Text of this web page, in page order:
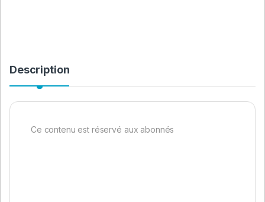
Description
Ce contenu est réservé aux abonnés